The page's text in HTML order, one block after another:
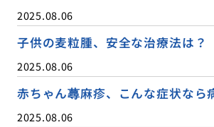
2025.08.06
子供の麦粒腫、安全な治療法は？
2025.08.06
赤ちゃん蕁麻疹、こんな症状なら
2025.08.06